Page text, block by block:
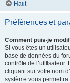
Haut
Préférences et
Comment puis-je
Si vous êtes un
base de données du
contrôle de l’utilisateur.
cliquant sur votre nom
système vous